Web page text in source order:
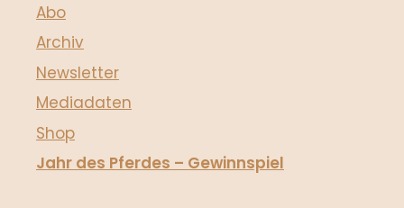
Abo
Archiv
Newsletter
Mediadaten
Shop
Jahr des Pferdes – Gewinnspiel